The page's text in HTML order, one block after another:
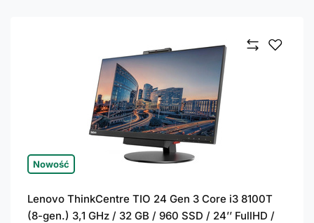
Nowość
Lenovo ThinkCentre TIO 24 Gen 3 Core i3 8100T
(8-gen.) 3,1 GHz / 32 GB / 960 SSD / 24’’ FullHD /